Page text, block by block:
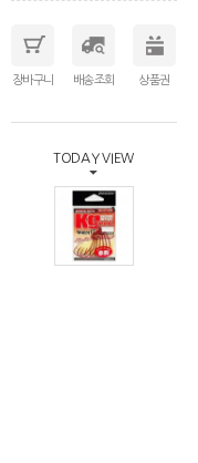
장바구니 배송조회 상품권
TODAY VIEW